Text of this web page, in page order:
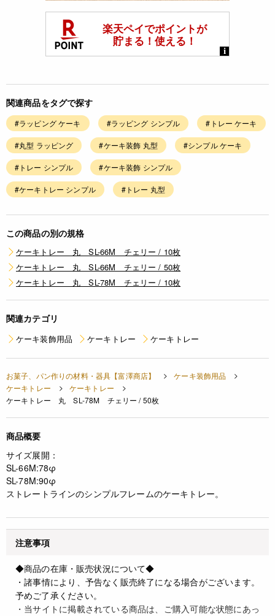
関連商品をタグで探す
#ラッピング ケーキ #ラッピング シンプル #トレー ケーキ
#丸型 ラッピング #ケーキ装飾 丸型 #シンプル ケーキ
#トレー シンプル #ケーキ装飾 シンプル
#ケーキトレー シンプル #トレー 丸型
この商品の別の規格
ケーキトレー 丸 SL-66M チェリー / 10枚
ケーキトレー 丸 SL-66M チェリー / 50枚
ケーキトレー 丸 SL-78M チェリー / 10枚
関連カテゴリ
ケーキ装飾用品 ケーキトレー ケーキトレー
お菓子、パン作りの材料・器具【富澤商店】
ケーキ装飾用品
ケーキトレー
ケーキトレー
ケーキトレー 丸 SL-78M チェリー / 50枚
商品概要
サイズ展開：
SL-66M:78φ
SL-78M:90φ
ストレートラインのシンプルフレームのケーキトレー。
注意事項
◆商品の在庫・販売状況について◆
・諸事情により、予告なく販売終了になる場合がございます。
予めご了承ください。
・当サイトに掲載されている商品は、ご購入可能な状態にあっ